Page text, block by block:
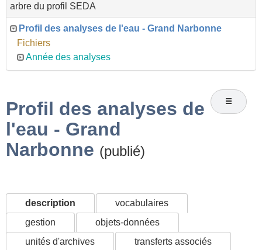
arbre du profil SEDA
Profil des analyses de l'eau - Grand Narbonne
Fichiers
Année des analyses
Profil des analyses de
l'eau - Grand
Narbonne (publié)
description
vocabulaires
gestion
objets-données
unités d'archives
transferts associés